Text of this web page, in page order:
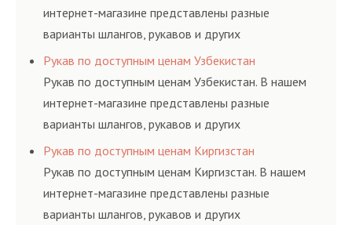
интернет-магазине представлены разные
варианты шлангов, рукавов и других
резинотехнических изделий, соответствующих
ГОСТам, техническим условиям и нормативам.
Рукав по доступным ценам Узбекистан
Рукав по доступным ценам Узбекистан. В нашем
интернет-магазине представлены разные
варианты шлангов, рукавов и других
резинотехнических изделий, соответствующих
ГОСТам, техническим условиям и нормативам.
Рукав по доступным ценам Киргизстан
Рукав по доступным ценам Киргизстан. В нашем
интернет-магазине представлены разные
варианты шлангов, рукавов и других